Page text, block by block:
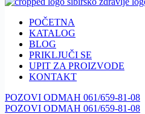
POČETNA
KATALOG
BLOG
PRIKLJUČI SE
UPIT ZA PROIZVODE
KONTAKT
POZOVI ODMAH 061/659-81-08
POZOVI ODMAH 061/659-81-08